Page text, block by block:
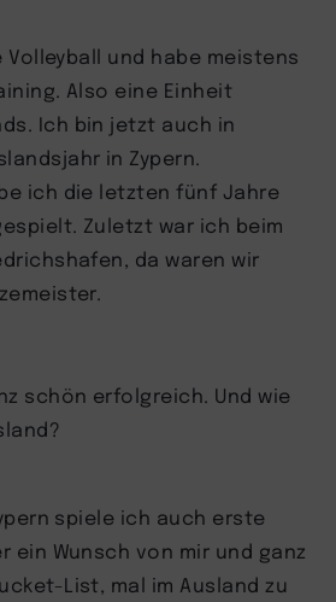
und habe meistens
Also eine Einheit
Ich bin jetzt auch in
in Zypern.
ich die letzten fünf Jahre
Zuletzt war ich beim
da waren wir
schön erfolgreich. Und wie
spiele ich auch erste
ein Wunsch von mir und ganz
List, mal im Ausland zu